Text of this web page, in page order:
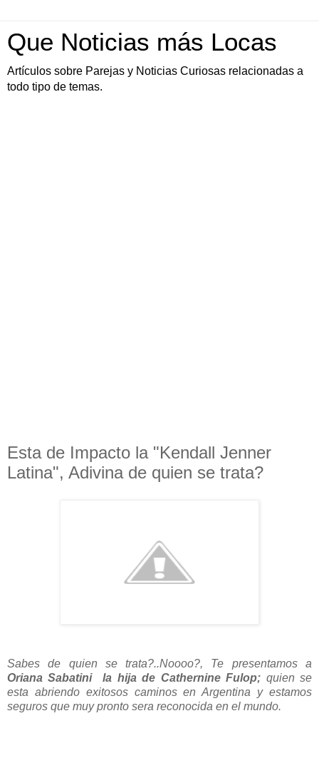
Que Noticias más Locas
Artículos sobre Parejas y Noticias Curiosas relacionadas a
todo tipo de temas.
Esta de Impacto la "Kendall Jenner
Latina", Adivina de quien se trata?
Sabes de quien se trata?..Noooo?, Te presentamos a
Oriana Sabatini la hija de Cathernine Fulop; quien se
esta abriendo exitosos caminos en Argentina y estamos
seguros que muy pronto sera reconocida en el mundo.